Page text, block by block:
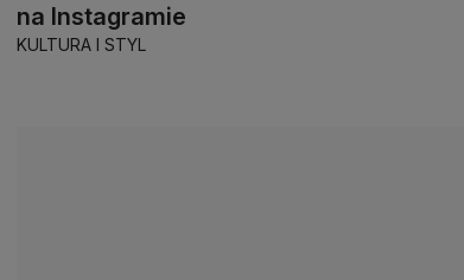
na Instagramie
KULTURA I STYL